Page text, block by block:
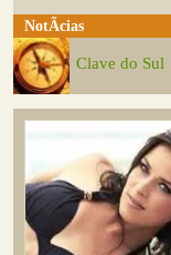
NotÃ­cias
Clave do Sul